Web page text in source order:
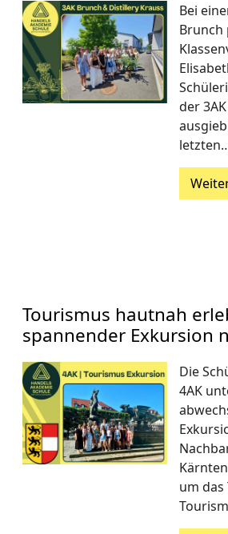
Bei
Brunch
der
Tourismus hautnah
spannender Exkursion
Die
4AK
um das